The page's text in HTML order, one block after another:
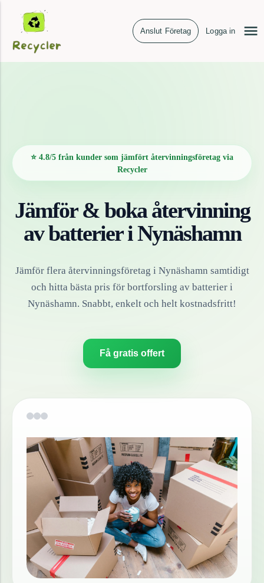
Anslut Företag Logga in
⭐ 4.8/5 från kunder som jämfört återvinningsföretag via
Recycler
Jämför & boka återvinning
avbatterieriNynäshamn
Jämför flera återvinningsföretag i Nynäshamn samtidigt
och hitta bästa pris för bortforsling av batterier i
Nynäshamn. Snabbt, enkelt och helt kostnadsfritt!
Få gratis offert